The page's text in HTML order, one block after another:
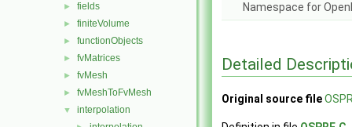
► fields
► finiteVolume
► functionObjects
► fvMatrices
► fvMesh
► fvMeshToFvMesh
▼ interpolation
Namespace for
Detailed
Original source file